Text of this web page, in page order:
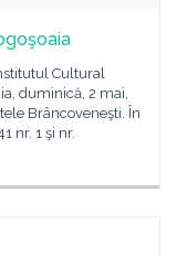
Cultural
duminică, 2 mai,
Brâncoveneşti. În
nr. 1 şi nr.